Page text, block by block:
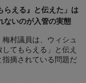
らえる』と伝えた」は
いのが入管の実態
村議員は、ウィシュ
てもらえる」と伝え
摘されている問題だ